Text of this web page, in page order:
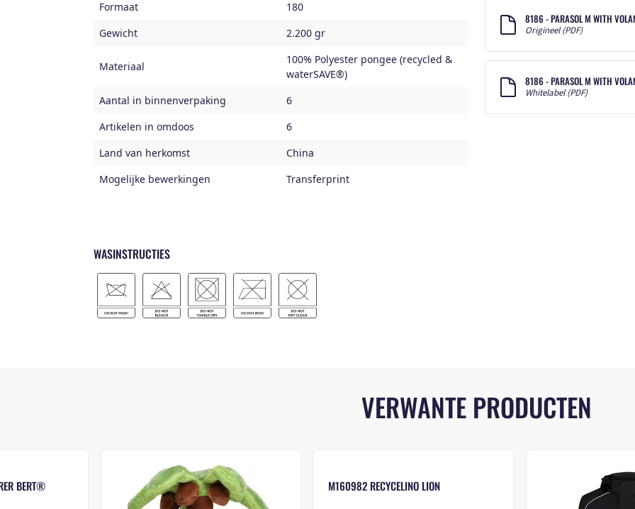
Formaat
180
Gewicht
2.200 gr
Materiaal
100% Polyester pongee (recycled &
waterSAVE®)
Aantal in binnenverpaking
6
Artikelen in omdoos
6
Land van herkomst
China
Mogelijke bewerkingen
Transferprint
8186 - PARASOL M WITH
Origineel (PDF)
8186 - PARASOL M WITH
Whitelabel (PDF)
WASINSTRUCTIES
VERWANTE PRODUCTEN